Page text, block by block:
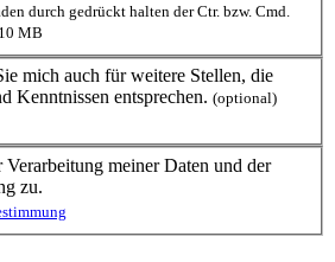
durch gedrückt halten der Ctr. bzw. Cmd.
MB
mich auch für weitere Stellen, die
Kenntnissen entsprechen. (optional)
meiner Daten und der
zu.